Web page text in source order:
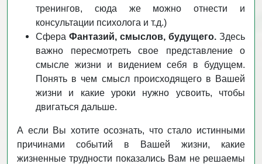
тренингов, сюда же можно отнести и
консультации психолога и т.д.)
Сфера Фантазий, смыслов, будущего. Здесь
важно пересмотреть свое представление о
смысле жизни и видением себя в будущем.
Понять в чем смысл происходящего в Вашей
жизни и какие уроки нужно усвоить, чтобы
двигаться дальше.
А если Вы хотите осознать, что стало истинными
причинами событий в Вашей жизни, какие
жизненные трудности показались Вам не решаемы